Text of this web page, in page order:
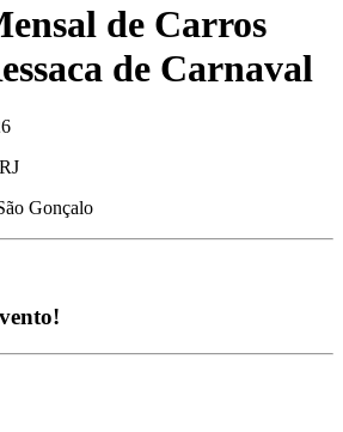
de Carros
de Carnaval
Gonçalo